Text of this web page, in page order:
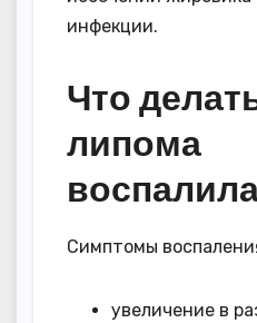
инфекции.
Что
липома
Симптомы
увеличение в